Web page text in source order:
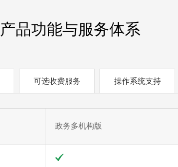
产品功能与服务体系
可选收费服务 操作系统支持
政务多机构版